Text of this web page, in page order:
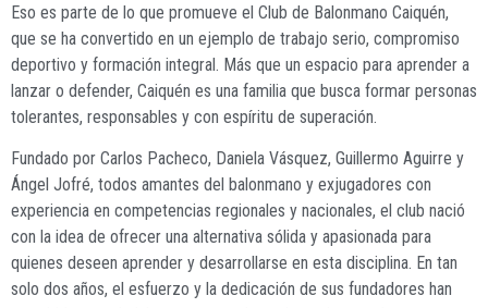
Eso es parte de lo que promueve el Club de Balonmano Caiquén,
que se ha convertido en un ejemplo de trabajo serio, compromiso
deportivo y formación integral. Más que un espacio para aprender a
lanzar o defender, Caiquén es una familia que busca formar personas
tolerantes, responsables y con espíritu de superación.
Fundado por Carlos Pacheco, Daniela Vásquez, Guillermo Aguirre y
Ángel Jofré, todos amantes del balonmano y exjugadores con
experiencia en competencias regionales y nacionales, el club nació
con la idea de ofrecer una alternativa sólida y apasionada para
quienes deseen aprender y desarrollarse en esta disciplina. En tan
solo dos años, el esfuerzo y la dedicación de sus fundadores han